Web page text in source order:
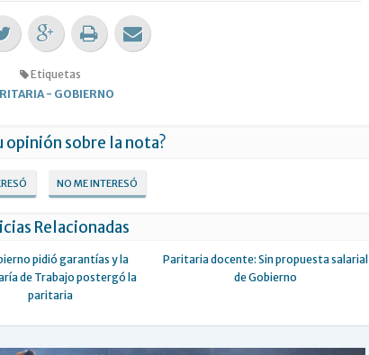
Etiquetas
- GOBIERNO
opinión sobre la nota?
NO ME INTERESÓ
Relacionadas
pidió garantías y la
de Trabajo postergó la
paritaria
Paritaria docente: Sin propuesta salarial
de Gobierno